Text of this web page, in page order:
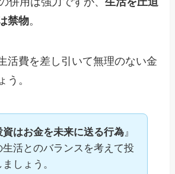
禁物。
活費を差し引いて無理のない金
う。
資はお金を未来に送る行為』
生活とのバランスを考えて投
しょう。